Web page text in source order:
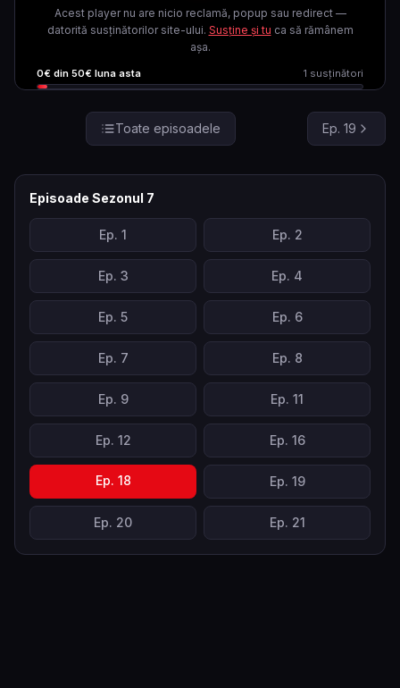
Acest player nu are nicio reclamă, popup sau redirect —
datorită susținătorilor site-ului. Susține și tu ca să rămânem
așa.
0€ din 50€ luna asta 1 susținători
Toate episoadele Ep. 19
Episoade Sezonul 7
Ep. 1 Ep. 2
Ep. 3 Ep. 4
Ep. 5 Ep. 6
Ep. 7 Ep. 8
Ep. 9 Ep. 11
Ep. 12 Ep. 16
Ep. 18 Ep. 19
Ep. 20 Ep. 21